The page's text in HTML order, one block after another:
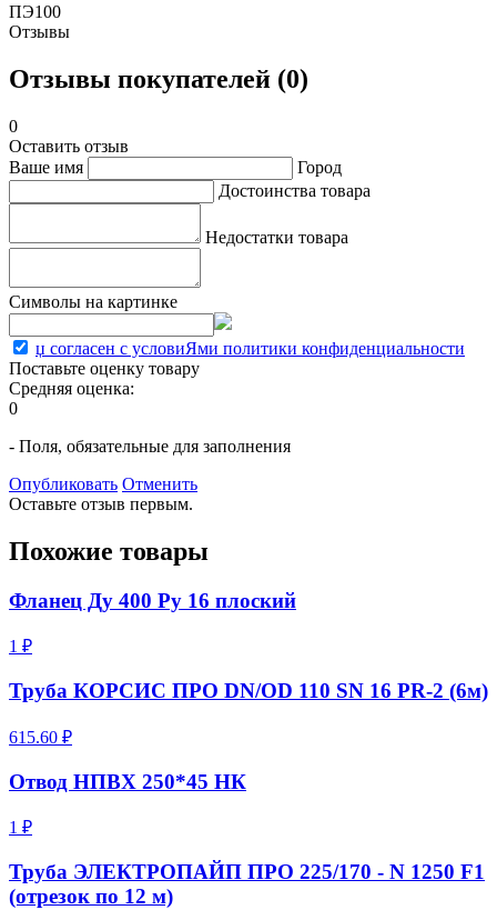
ПЭ100
Отзывы
Отзывы покупателей (0)
0
Оставить отзыв
Ваше имя
Город
Достоинства товара
Недостатки товара
Символы на картинке
џ согласен с условиЯми политики конфиденциальности
Поставьте оценку товару
Средняя оценка:
0
- Поля, обязательные для заполнения
Опубликовать Отменить
Оставьте отзыв первым.
Похожие товары
Фланец Ду 400 Ру 16 плоский
1 ₽
Труба КОРСИС ПРО DN/OD 110 SN 16 PR-2 (6м)
615.60 ₽
Отвод НПВХ 250*45 НК
1 ₽
Труба ЭЛЕКТРОПАЙП ПРО 225/170 - N 1250 F1
(отрезок по 12 м)